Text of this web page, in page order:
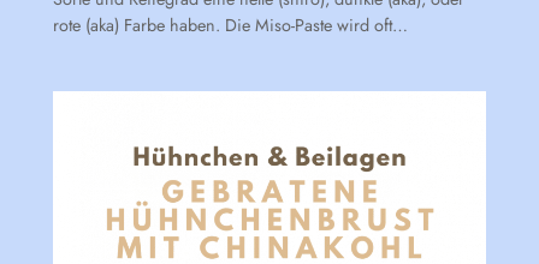
rote (aka) Farbe haben. Die Miso-Paste wird oft…